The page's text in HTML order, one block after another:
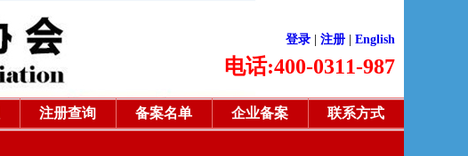
登录 注册 English
电话:400-0311-987
注册查询 备案名单 企业备案 联系方式